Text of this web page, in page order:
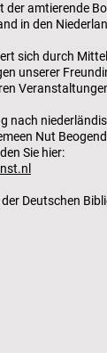
der amtierende
in den
sich durch
unserer
nach
Nut
Sie hier:
Deutschen